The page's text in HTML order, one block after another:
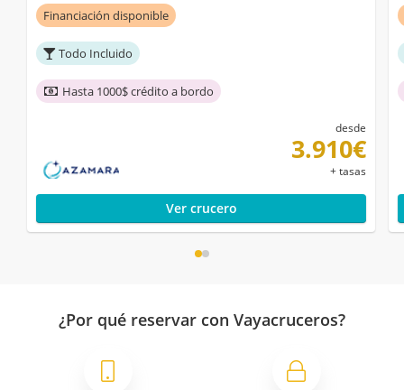
Financiación disponible
Todo Incluido
Hasta 1000$ crédito a bordo
desde
3.910€
+ tasas
Ver crucero
¿Por qué reservar con Vayacruceros?